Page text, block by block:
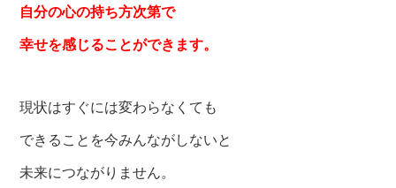
自分の心の持ち方次第で
幸せを感じることができます。
現状はすぐには変わらなくても
できることを今みんながしないと
未来につながりません。